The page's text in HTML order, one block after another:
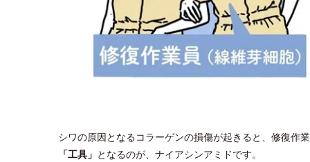
シワの原因となるコラーゲンの損傷が起きると、修復作
「工具」 となるのが、ナイアシンアミドです。